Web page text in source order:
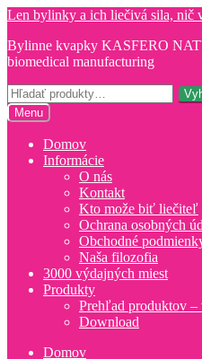
Preskočiť
navigáciu
Preskočiť
obsah
Len bylinky a ich liečivá sila, nič
Bylinne kvapky KASFERO
biomedical manufacturing
Hľadať:
Menu
Domov
Informácie
O nás
Kontakt
Kto može biť liečiteľ
Ochrana osobných
Obchodné
Naša filozofia
3000 výdajných miest
Produkty
Prehľad produktov –
Download
Domov